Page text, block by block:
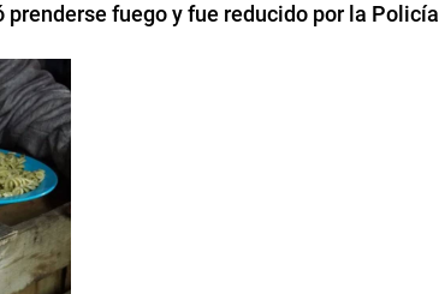
fuego y fue reducido por la Policía